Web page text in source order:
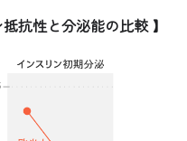
抗性と分泌能の比較 】